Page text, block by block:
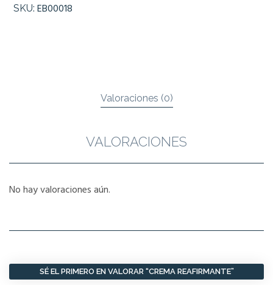
SKU: EB00018
Valoraciones (0)
VALORACIONES
No hay valoraciones aún.
SÉ EL PRIMERO EN VALORAR “CREMA REAFIRMANTE”